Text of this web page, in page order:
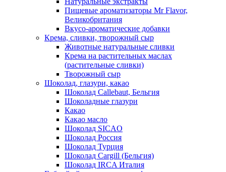
Пищевые ароматизаторы Mr Flavor,
Великобритания
Вкусо-ароматические добавки
Крема, сливки, творожный сыр
Животные натуральные сливки
Крема на растительных маслах
(растительные сливки)
Творожный сыр
Шоколад, глазури, какао
Шоколад Callebaut, Бельгия
Шоколадные глазури
Какао
Какао масло
Шоколад SICAO
Шоколад Россия
Шоколад Турция
Шоколад Cargill (Бельгия)
Шоколад IRCA Италия